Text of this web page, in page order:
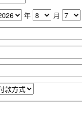
年 月